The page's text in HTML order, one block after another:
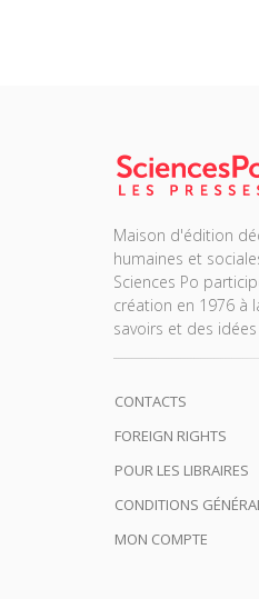
Maison d'édition
humaines et
Sciences Po
création en 1976 à
savoirs et des idées
CONTACTS
FOREIGN RIGHTS
POUR LES LIBRAIRES
CONDITIONS
MON COMPTE